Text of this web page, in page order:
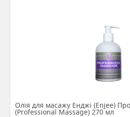
Олія для масажу Енджі (Enjee)
(Professional Massage) 270 мл